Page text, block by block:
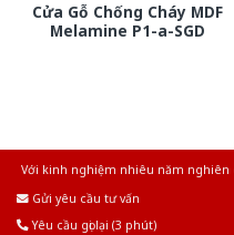
Cửa Gỗ Chống Cháy MDF
Melamine P1-a-SGD
Với kinh nghiệm nhiêu năm
Gửi yêu cầu tư vấn
Yêu cầu gọi lại (3 phút)